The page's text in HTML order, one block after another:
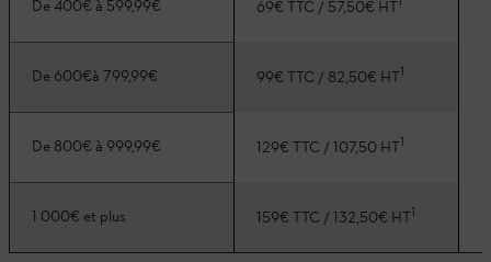
De 400€ à 599,99€ 69€ TTC / 57,50€ HT
De 600€à 799,99€ 99€ TTC / 82,50€ HT1
De 800€ à 999,99€ 129€ TTC / 107,50 HT1
1 000€ et plus 159€ TTC / 132,50€ HT1